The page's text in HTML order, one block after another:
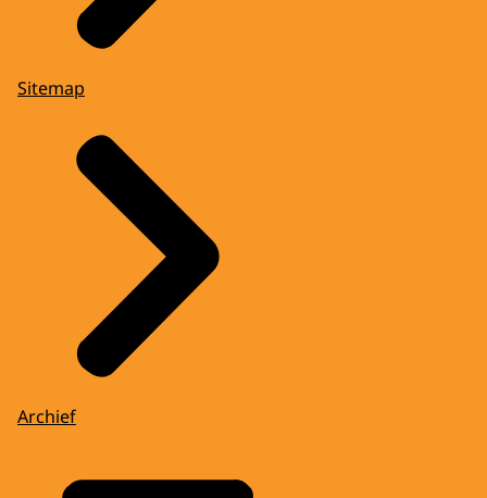
Sitemap
Archief